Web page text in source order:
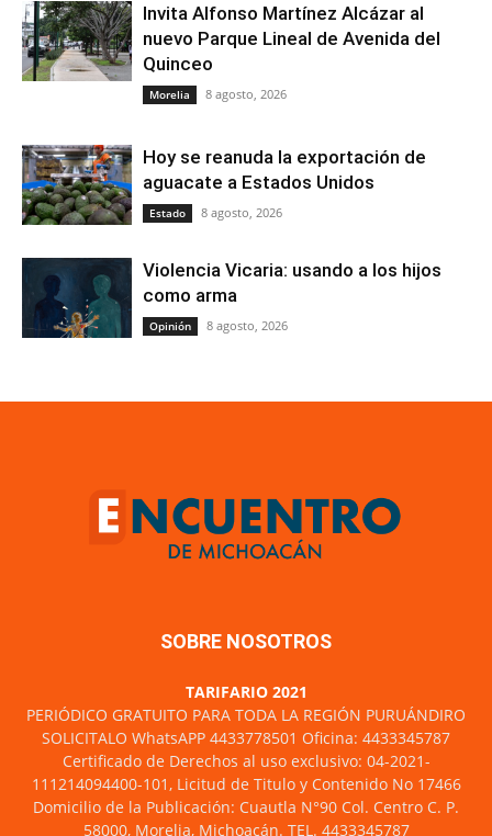
Invita Alfonso Martínez Alcázar al
nuevo Parque Lineal de Avenida del
Quinceo
Morelia 8 agosto, 2026
Hoy se reanuda la exportación de
aguacate a Estados Unidos
Estado 8 agosto, 2026
Violencia Vicaria: usando a los hijos
como arma
Opinión 8 agosto, 2026
SOBRE NOSOTROS
TARIFARIO 2021
PERIÓDICO GRATUITO PARA TODA LA REGIÓN PURUÁNDIRO
SOLICITALO WhatsAPP 4433778501 Oficina: 4433345787
Certificado de Derechos al uso exclusivo: 04-2021-
111214094400-101, Licitud de Titulo y Contenido No 17466
Domicilio de la Publicación: Cuautla N°90 Col. Centro C. P.
58000, Morelia, Michoacán. TEL. 4433345787